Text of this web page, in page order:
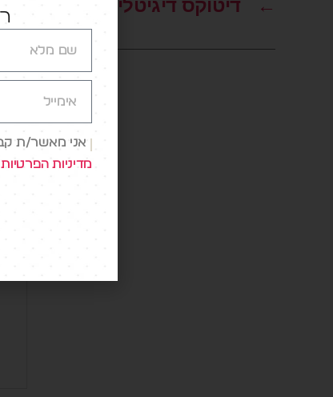
← דיטוקס דיגיטלי
אני מאשר/ת
מדיניות הפרטיות